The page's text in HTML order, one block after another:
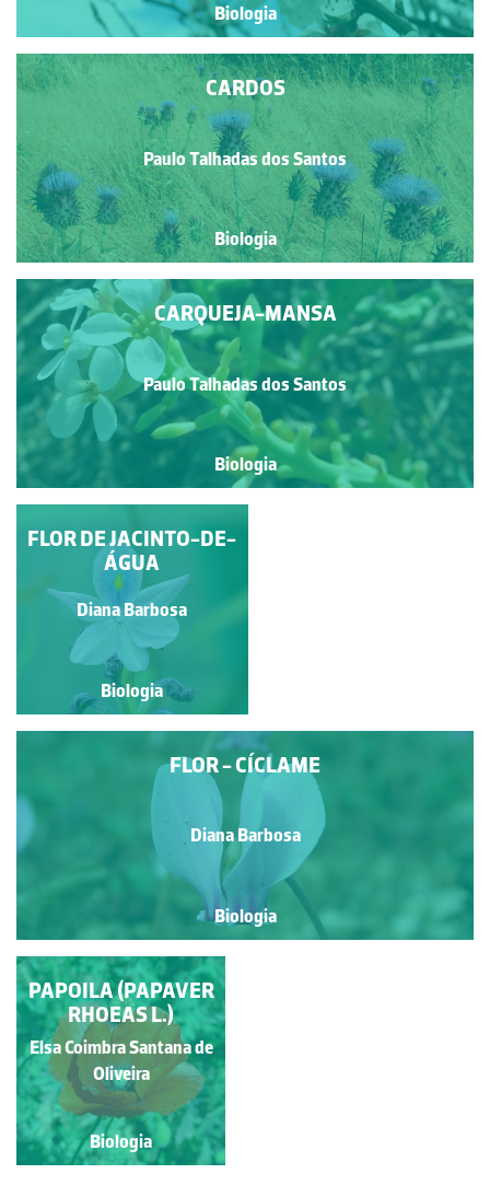
Biologia
CARDOS
Paulo Talhadas dos Santos
Biologia
CARQUEJA-MANSA
Paulo Talhadas dos Santos
Biologia
GOIVINHO-DA-PRAIA
Paulo Talhadas dos Santos
Biologia
FLOR DE JACINTO-DE-
ÁGUA
Diana Barbosa
Biologia
FLOR - CÍCLAME
Diana Barbosa
Biologia
PAPOILA (PAPAVER
RHOEAS L.)
Elsa Coimbra Santana de
Oliveira
Biologia